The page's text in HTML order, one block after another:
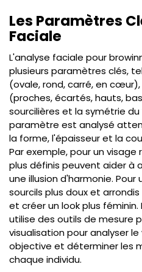
Les Paramètres
Faciale
L'analyse faciale pour
plusieurs paramètres clés,
(ovale, rond, carré, en
(proches, écartés, hauts,
sourcilières et la symétrie
paramètre est analysé
la forme, l'épaisseur et la
Par exemple, pour un
plus définis peuvent aider à
une illusion d'harmonie. Pour
sourcils plus doux et
et créer un look plus
utilise des outils de mesure
visualisation pour analyser
objective et déterminer les
chaque individu.